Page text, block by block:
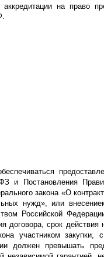
на право
и Постановления
закона «О
нужд», или
Российской
договора, срок
участником
должен превышать